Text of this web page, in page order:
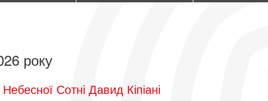
року
Сотні Давид Кіпіані